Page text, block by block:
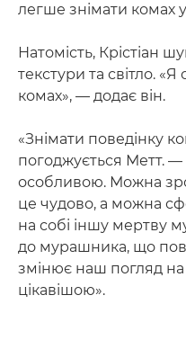
легше знімати комах у
Натомість, Крістіан
текстури та світло.
комах», — додає він.
«Знімати поведінку
погоджується Метт.
особливою. Можна
це чудово, а можна
на собі іншу мертву
до мурашника, що
змінює наш погляд на
цікавішою».